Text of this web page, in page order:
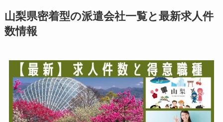
山梨県密着型の派遣会社一覧と最新求人件
数情報